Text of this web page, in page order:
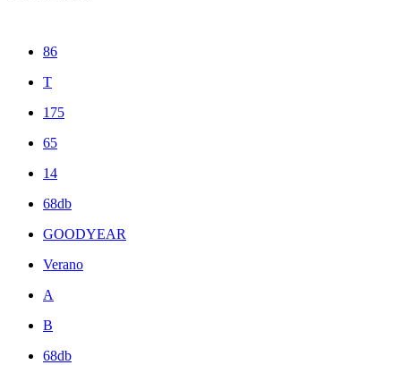
86
T
175
65
14
68db
GOODYEAR
Verano
A
B
68db